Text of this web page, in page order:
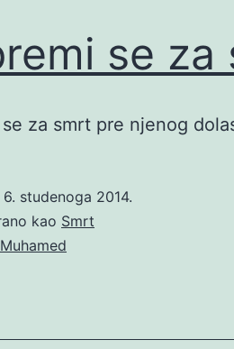
se
za smrt pre njenog
6. studenoga 2014.
kao Smrt
Muhamed